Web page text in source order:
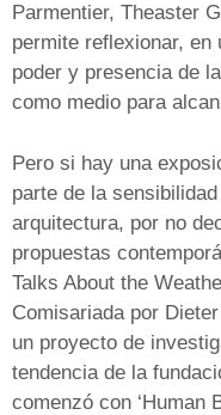
Parmentier, Theaster
permite reflexionar, en
poder y presencia de
como medio para
Pero si hay una
parte de la
arquitectura, por no
propuestas
Talks About the
Comisariada por
un proyecto de
tendencia de la
comenzó con ‘Human